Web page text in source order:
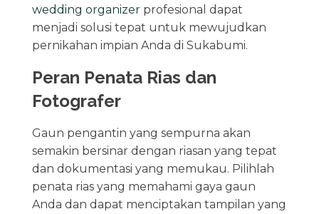
wedding organizerprofesional dapat
menjadi solusi tepat untuk mewujudkan
pernikahan impian Anda di Sukabumi.
Peran Penata Rias dan
Fotografer
Gaun pengantin yang sempurna akan
semakin bersinar dengan riasan yang tepat
dan dokumentasi yang memukau. Pilihlah
penata rias yang memahami gaya gaun
Anda dan dapat menciptakan tampilan yang